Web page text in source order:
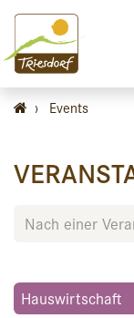
› Events
Hauswirtschaft